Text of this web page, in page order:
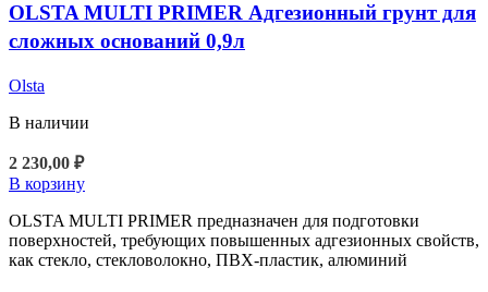
OLSTA MULTI PRIMER Адгезионный грунт для
сложных оснований 0,9л
Olsta
В наличии
2 230,00 ₽
В корзину
OLSTA MULTI PRIMER предназначен для подготовки
поверхностей, требующих повышенных адгезионных свойств,
как стекло, стекловолокно, ПВХ-пластик, алюминий